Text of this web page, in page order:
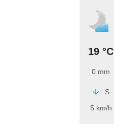
19 °C
0 mm
S
5 km/h